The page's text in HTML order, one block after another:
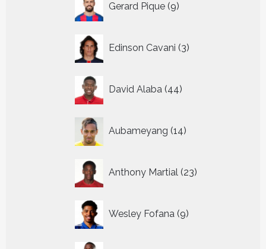
Gerard Pique 9
producten
Edinson Cavani 3
producten
David Alaba 44
producten
Aubameyang 14
producten
Anthony Martial 23
producten
Wesley Fofana 9
producten